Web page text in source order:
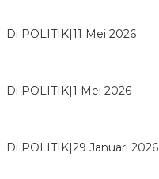
Di POLITIK 11 Mei 2026
Di POLITIK 1 Mei 2026
Di POLITIK 29 Januari 2026